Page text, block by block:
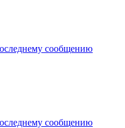
сообщению
сообщению